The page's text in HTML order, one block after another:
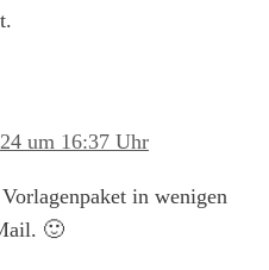
um 16:37 Uhr
in wenigen
🙂